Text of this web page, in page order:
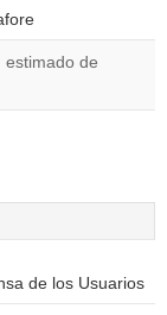
estimado de
de los Usuarios